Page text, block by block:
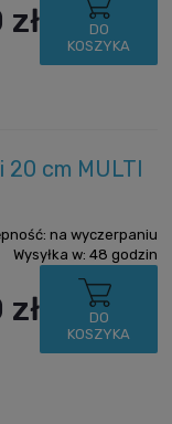
DO
KOSZYKA
20 cm MULTI
na wyczerpaniu
Wysyłka w: 48 godzin
DO
KOSZYKA